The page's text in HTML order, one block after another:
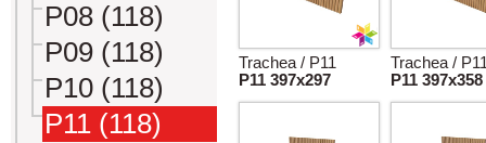
P08 (118)
P09 (118)
P10 (118)
P11 (118)
Trachea / P11
P11 397x297
Trachea /
P11 397x358